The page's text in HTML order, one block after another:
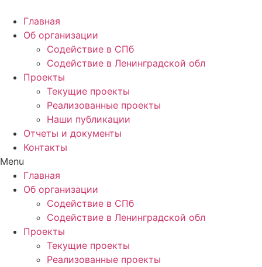
Главная
Об организации
Содействие в СПб
Содействие в Ленинградской обл
Проекты
Текущие проекты
Реализованные проекты
Наши публикации
Отчеты и документы
Контакты
Menu
Главная
Об организации
Содействие в СПб
Содействие в Ленинградской обл
Проекты
Текущие проекты
Реализованные проекты